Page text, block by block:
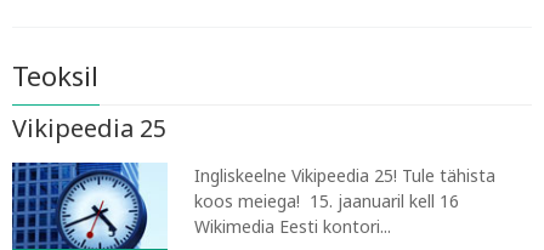
Teoksil
Vikipeedia 25
Ingliskeelne Vikipeedia 25! Tule tähista
koos meiega! 15. jaanuaril kell 16
Wikimedia Eesti kontori...